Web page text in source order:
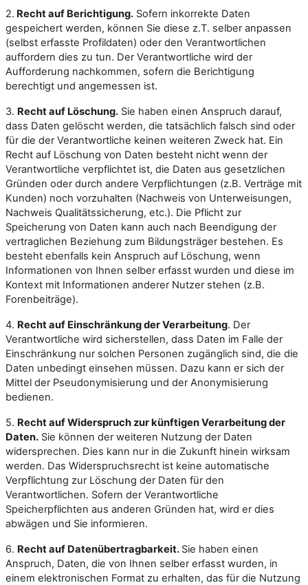
2. Recht auf Berichtigung. Sofern inkorrekte Daten
gespeichert werden, können Sie diese z.T. selber anpassen
(selbst erfasste Profildaten) oder den Verantwortlichen
auffordern dies zu tun. Der Verantwortliche wird der
Aufforderung nachkommen, sofern die Berichtigung
berechtigt und angemessen ist.
3. Recht auf Löschung. Sie haben einen Anspruch darauf,
dass Daten gelöscht werden, die tatsächlich falsch sind oder
für die der Verantwortliche keinen weiteren Zweck hat. Ein
Recht auf Löschung von Daten besteht nicht wenn der
Verantwortliche verpflichtet ist, die Daten aus gesetzlichen
Gründen oder durch andere Verpflichtungen (z.B. Verträge mit
Kunden) noch vorzuhalten (Nachweis von Unterweisungen,
Nachweis Qualitätssicherung, etc.). Die Pflicht zur
Speicherung von Daten kann auch nach Beendigung der
vertraglichen Beziehung zum Bildungsträger bestehen. Es
besteht ebenfalls kein Anspruch auf Löschung, wenn
Informationen von Ihnen selber erfasst wurden und diese im
Kontext mit Informationen anderer Nutzer stehen (z.B.
Forenbeiträge).
4. Recht auf Einschränkung der Verarbeitung. Der
Verantwortliche wird sicherstellen, dass Daten im Falle der
Einschränkung nur solchen Personen zugänglich sind, die die
Daten unbedingt einsehen müssen. Dazu kann er sich der
Mittel der Pseudonymisierung und der Anonymisierung
bedienen.
5. Recht auf Widerspruch zur künftigen Verarbeitung der
Daten. Sie können der weiteren Nutzung der Daten
widersprechen. Dies kann nur in die Zukunft hinein wirksam
werden. Das Widerspruchsrecht ist keine automatische
Verpflichtung zur Löschung der Daten für den
Verantwortlichen. Sofern der Verantwortliche
Speicherpflichten aus anderen Gründen hat, wird er dies
abwägen und Sie informieren.
6. Recht auf Datenübertragbarkeit. Sie haben einen
Anspruch, Daten, die von Ihnen selber erfasst wurden, in
einem elektronischen Format zu erhalten, das für die Nutzung